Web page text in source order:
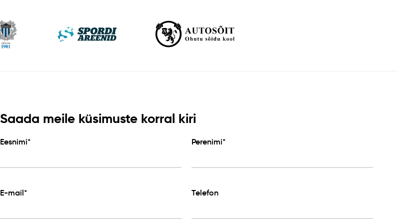
Saada meile küsimuste korral kiri
Eesnimi* Perenimi*
E-mail* Telefon